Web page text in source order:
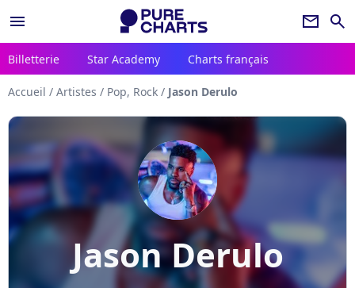
menu newsletter search
Billetterie Star Academy Charts français
Accueil / Artistes / Pop, Rock / Jason Derulo
Jason Derulo